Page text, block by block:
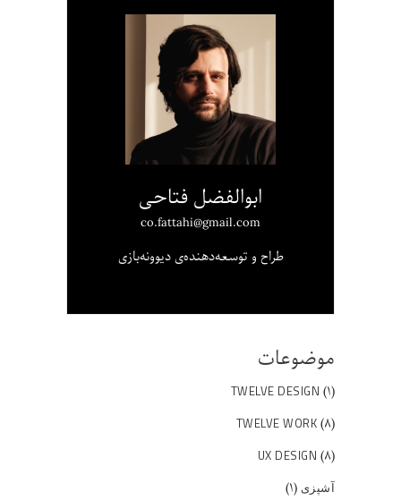
ابوالفضل فتاحی
co.fattahi@gmail.com
طراح و توسعه‌دهنده‌ی دیوونه‌بازی
موضوعات
TWELVE DESIGN (۱)
TWELVE WORK (۸)
UX DESIGN (۸)
آشپزی (۱)